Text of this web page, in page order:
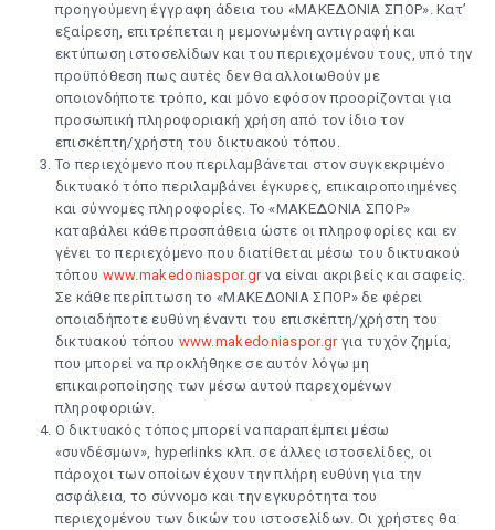
προηγούμενη έγγραφη άδεια του «ΜΑΚΕΔΟΝΙΑ ΣΠΟΡ». Κατ’
εξαίρεση, επιτρέπεται η μεμονωμένη αντιγραφή και
εκτύπωση ιστοσελίδων και του περιεχομένου τους, υπό την
προϋπόθεση πως αυτές δεν θα αλλοιωθούν με
οποιονδήποτε τρόπο, και μόνο εφόσον προορίζονται για
προσωπική πληροφοριακή χρήση από τον ίδιο τον
επισκέπτη/χρήστη του δικτυακού τόπου.
Το περιεχόμενο που περιλαμβάνεται στον συγκεκριμένο
δικτυακό τόπο περιλαμβάνει έγκυρες, επικαιροποιημένες
και σύννομες πληροφορίες. Το «ΜΑΚΕΔΟΝΙΑ ΣΠΟΡ»
καταβάλει κάθε προσπάθεια ώστε οι πληροφορίες και εν
γένει το περιεχόμενο που διατίθεται μέσω του δικτυακού
τόπου www.makedoniaspor.grνα είναι ακριβείς και σαφείς.
Σε κάθε περίπτωση το «ΜΑΚΕΔΟΝΙΑ ΣΠΟΡ» δε φέρει
οποιαδήποτε ευθύνη έναντι του επισκέπτη/χρήστη του
δικτυακού τόπου www.makedoniaspor.grγια τυχόν ζημία,
που μπορεί να προκλήθηκε σε αυτόν λόγω μη
επικαιροποίησης των μέσω αυτού παρεχομένων
πληροφοριών.
Ο δικτυακός τόπος μπορεί να παραπέμπει μέσω
«συνδέσμων», hyperlinks κλπ. σε άλλες ιστοσελίδες, οι
πάροχοι των οποίων έχουν την πλήρη ευθύνη για την
ασφάλεια, το σύννομο και την εγκυρότητα του
περιεχομένου των δικών του ιστοσελίδων. Οι χρήστες θα